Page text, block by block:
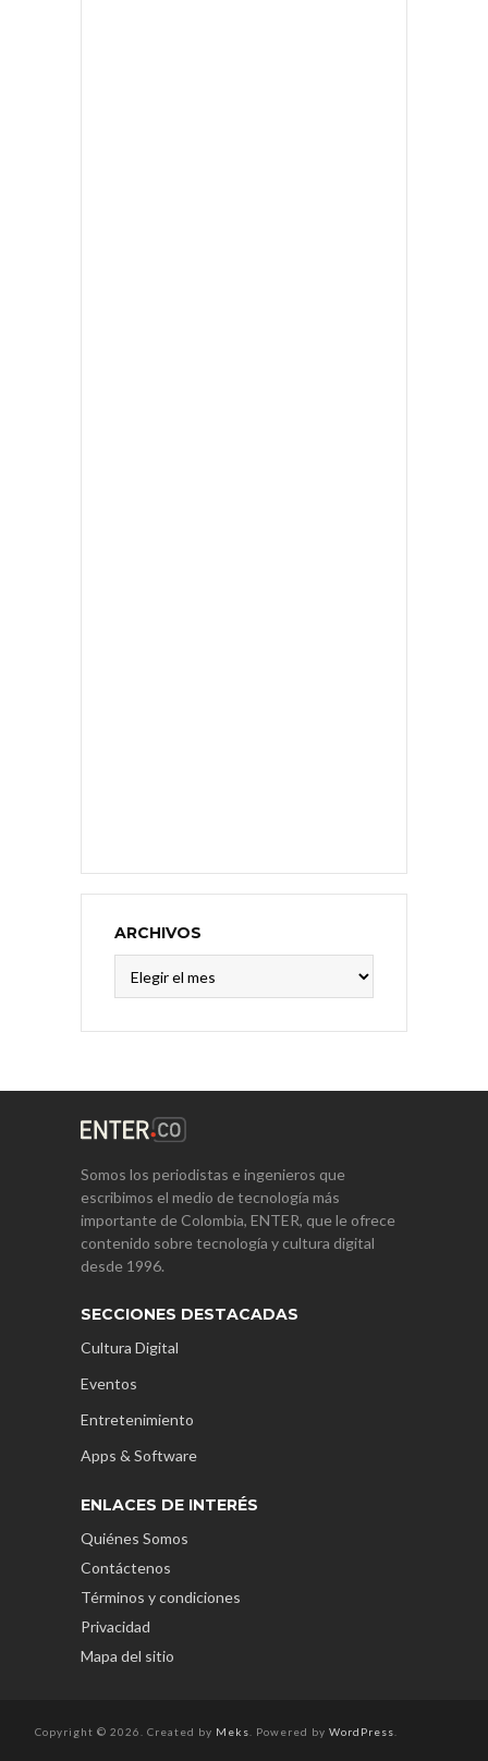
ARCHIVOS
Somos los periodistas e ingenieros que
escribimos el medio de tecnología más
importante de Colombia, ENTER, que le ofrece
contenido sobre tecnología y cultura digital
desde 1996.
SECCIONES DESTACADAS
Cultura Digital
Eventos
Entretenimiento
Apps & Software
ENLACES DE INTERÉS
Quiénes Somos
Contáctenos
Términos y condiciones
Privacidad
Mapa del sitio
Copyright © 2026. Created by Meks . Powered by WordPress